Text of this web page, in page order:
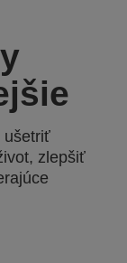
ušetriť
zlepšiť